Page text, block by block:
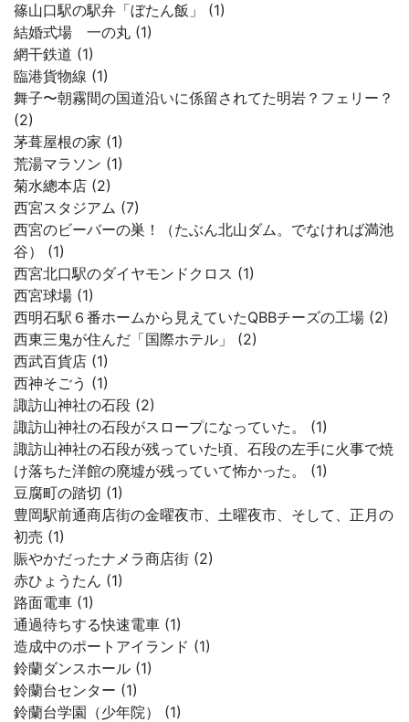
篠山口駅の駅弁「ぼたん飯」 (1)
結婚式場 一の丸 (1)
網干鉄道 (1)
臨港貨物線 (1)
舞子〜朝霧間の国道沿いに係留されてた明岩？フェリー？
(2)
茅葺屋根の家 (1)
荒湯マラソン (1)
菊水總本店 (2)
西宮スタジアム (7)
西宮のビーバーの巣！（たぶん北山ダム。でなければ満池
谷） (1)
西宮北口駅のダイヤモンドクロス (1)
西宮球場 (1)
西明石駅６番ホームから見えていたQBBチーズの工場 (2)
西東三鬼が住んだ「国際ホテル」 (2)
西武百貨店 (1)
西神そごう (1)
諏訪山神社の石段 (2)
諏訪山神社の石段がスロープになっていた。 (1)
諏訪山神社の石段が残っていた頃、石段の左手に火事で焼
け落ちた洋館の廃墟が残っていて怖かった。 (1)
豆腐町の踏切 (1)
豊岡駅前通商店街の金曜夜市、土曜夜市、そして、正月の
初売 (1)
賑やかだったナメラ商店街 (2)
赤ひょうたん (1)
路面電車 (1)
通過待ちする快速電車 (1)
造成中のポートアイランド (1)
鈴蘭ダンスホール (1)
鈴蘭台センター (1)
鈴蘭台学園（少年院） (1)